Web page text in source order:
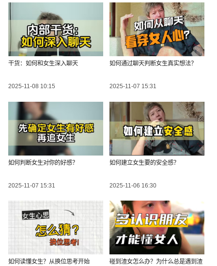
干货：如何和女生深入聊天
2025-11-08 10:15
如何通过聊天判断女生真实想法？
2025-11-07 15:31
如何判断女生对你的好感？
2025-11-07 15:31
如何建立女生要的安全感？
2025-11-06 16:30
如何读懂女生？从换位思考开始
碰到渣女怎么办？为什么总是遇到渣